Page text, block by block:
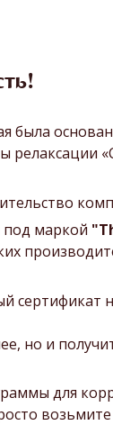
была
под маркой
но и
для